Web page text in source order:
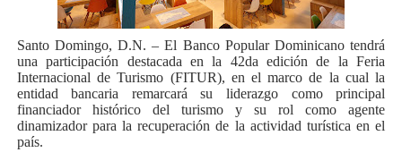
Santo Domingo, D.N. – El Banco Popular Dominicano tendrá
una participación destacada en la 42da edición de la Feria
Internacional de Turismo (FITUR), en el marco de la cual la
entidad bancaria remarcará su liderazgo como principal
financiador histórico del turismo y su rol como agente
dinamizador para la recuperación de la actividad turística en el
país.